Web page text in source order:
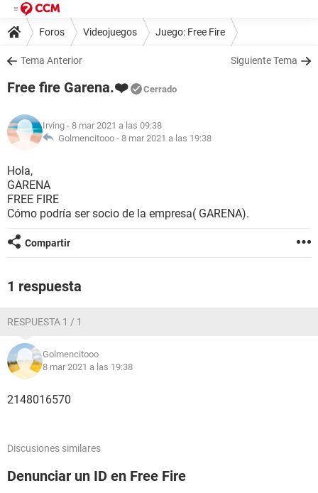
Foros Videojuegos Juego: Free Fire
Tema Anterior Siguiente Tema
Free fire Garena.❤️ Cerrado
Irving - 8 mar 2021 a las 09:38
Golmencitooo - 8 mar 2021 a las 19:38
Hola,
GARENA
FREE FIRE
Cómo podría ser socio de la empresa( GARENA).
Compartir
1 respuesta
RESPUESTA 1 / 1
Golmencitooo
8 mar 2021 a las 19:38
2148016570
Discusiones similares
Denunciar un ID en Free Fire